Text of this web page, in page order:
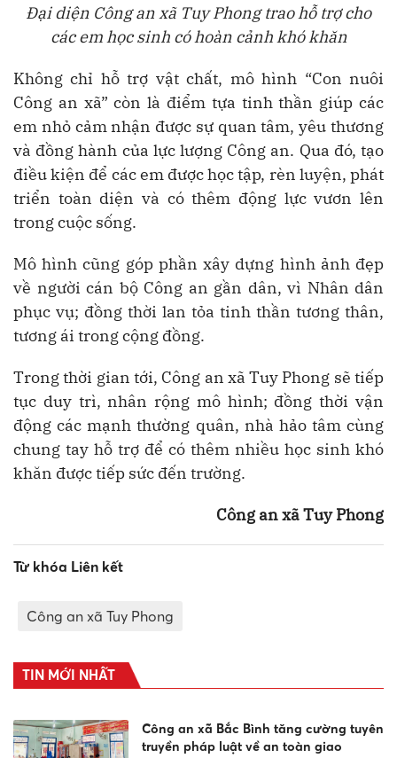
Đại diện Công an xã Tuy Phong trao hỗ trợ cho
các em học sinh có hoàn cảnh khó khăn
Không chỉ hỗ trợ vật chất, mô hình “Con nuôi
Công an xã” còn là điểm tựa tinh thần giúp các
em nhỏ cảm nhận được sự quan tâm, yêu thương
và đồng hành của lực lượng Công an. Qua đó, tạo
điều kiện để các em được học tập, rèn luyện, phát
triển toàn diện và có thêm động lực vươn lên
trong cuộc sống.
Mô hình cũng góp phần xây dựng hình ảnh đẹp
về người cán bộ Công an gần dân, vì Nhân dân
phục vụ; đồng thời lan tỏa tinh thần tương thân,
tương ái trong cộng đồng.
Trong thời gian tới, Công an xã Tuy Phong sẽ tiếp
tục duy trì, nhân rộng mô hình; đồng thời vận
động các mạnh thường quân, nhà hảo tâm cùng
chung tay hỗ trợ để có thêm nhiều học sinh khó
khăn được tiếp sức đến trường.
Công an xã Tuy Phong
Từ khóa Liên kết
Công an xã Tuy Phong
TIN MỚI NHẤT
Công an xã Bắc Bình tăng cường tuyên
truyền pháp luật về an toàn giao